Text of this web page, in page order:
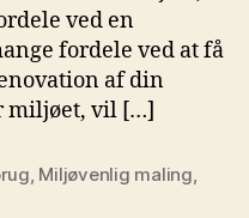
ved en
fordele ved at få
af din
miljøet, vil […]
, Miljøvenlig maling,